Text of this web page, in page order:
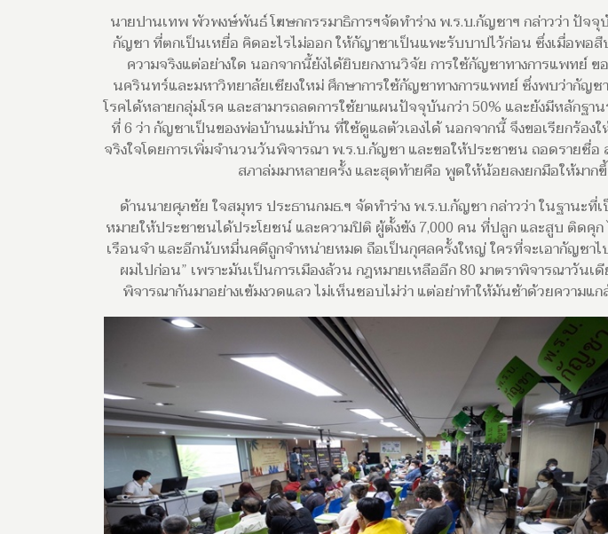
นายปานเทพ พัวพงษ์พันธ์ โฆษกกรรมาธิการฯจัดทำร่าง พ.ร.บ.กัญชาฯ กล่าวว่า ปัจจุ
กัญชา ที่ตกเป็นเหยื่อ คิดอะไรไม่ออก ให้กัญาชาเป็นแพะรับบาปไว้ก่อน ซึ่งเมื่อพอ
ความจริงแต่อย่างใด นอกจากนี้ยังได้ยิบยกงานวิจัย การใช้กัญชาทางการแพทย์ ข
นครินทร์และมหาวิทยาลัยเชียงใหม่ ศึกษาการใช้กัญชาทางการแพทย์ ซึ่งพบว่ากัญช
โรคได้หลายกลุ่มโรค และสามารถลดการใช้ยาแผนปัจจุบันกว่า 50% และยังมีหลักฐ
ที่ 6 ว่า กัญชาเป็นของพ่อบ้านแม่บ้าน ที่ใช้ดูแลตัวเองได้ นอกจากนี้ จึงขอเรียกร้องใ
จริงใจโดยการเพิ่มจำนวนวันพิจารณา พ.ร.บ.กัญชา และขอให้ประชาชน ถอดรายชื่
สภาล่มมาหลายครั้ง และสุดท้ายคือ พูดให้น้อยลงยกมือให้มาก
ด้านนายศุภชัย ใจสมุทร ประธานกมธ.ฯ จัดทำร่าง พ.ร.บ.กัญชา กล่าวว่า ในฐานะที่
หมายให้ประชาชนได้ประโยชน์ และความปิติ ผู้ตั้งขัง 7,000 คน ที่ปลูก และสูบ ติดคุ
เรือนจำ และอีกนับหมื่นคดีถูกจำหน่ายหมด ถือเป็นกุศลครั้งใหญ่ ใครที่จะเอากัญชา
ผมไปก่อน” เพราะมันเป็นการเมืองล้วน กฎหมายเหลืออีก 80 มาตราพิจารณาวันเดี
พิจารณากันมาอย่างเข้มงวดแลว ไม่เห็นชอบไม่ว่า แต่อย่าทำให้มันช้าด้วยความแก